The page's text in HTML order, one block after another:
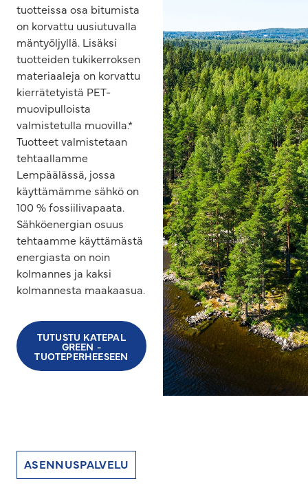
tuotteissa osa bitumista
on korvattu uusiutuvalla
mäntyöljyllä. Lisäksi
tuotteiden tukikerroksen
materiaaleja on korvattu
kierrätetyistä PET-
muovipulloista
valmistetulla muovilla.*
Tuotteet valmistetaan
tehtaallamme
Lempäälässä, jossa
käyttämämme sähkö on
100 % fossiilivapaata.
Sähköenergian osuus
tehtaamme käyttämästä
energiasta on noin
kolmannes ja kaksi
kolmannesta maakaasua.
TUTUSTU KATEPAL
GREEN -
TUOTEPERHEESEEN
ASENNUSPALVELU